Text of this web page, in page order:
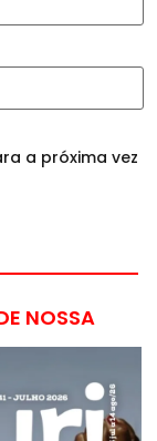
a próxima vez
NOSSA